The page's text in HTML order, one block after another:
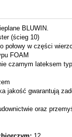
BLUWIN.
(ścieg 10)
połowy w części
FOAM
czarnym lateksem
jakość gwarantują
oraz